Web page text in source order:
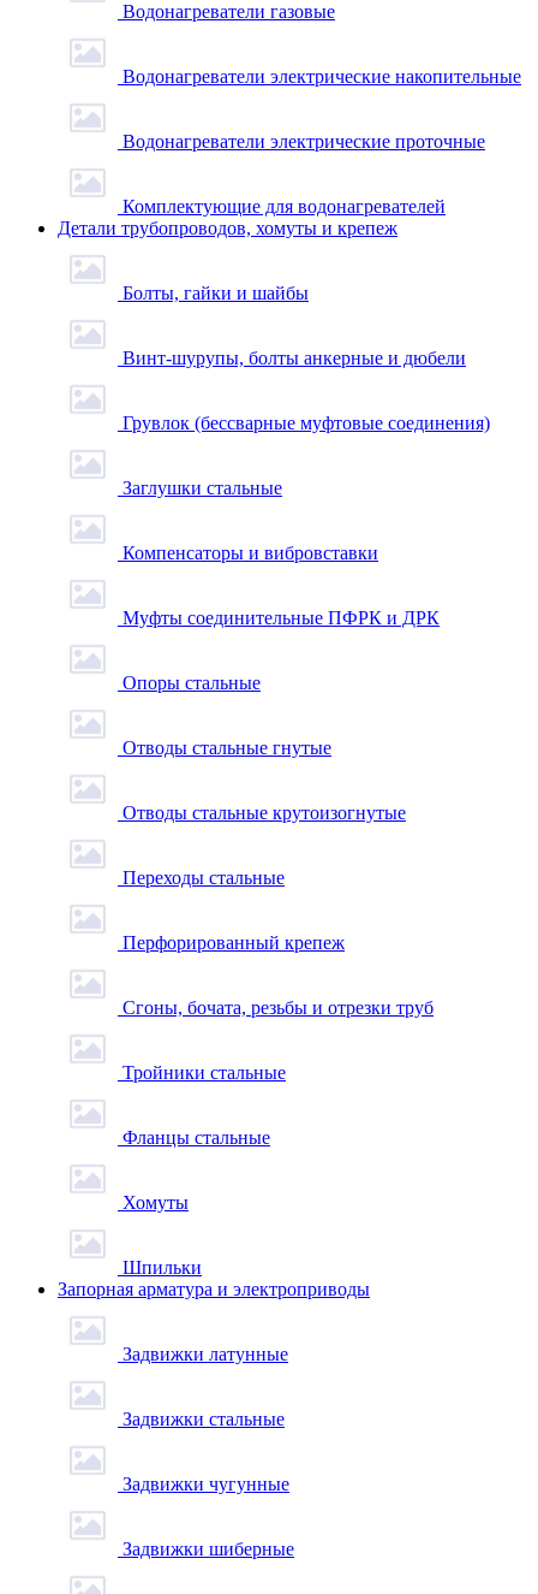
Водонагреватели газовые
Водонагреватели электрические накопительные
Водонагреватели электрические проточные
Комплектующие для водонагревателей
Детали трубопроводов, хомуты и крепеж
Болты, гайки и шайбы
Винт-шурупы, болты анкерные и дюбели
Грувлок (бессварные муфтовые соединения)
Заглушки стальные
Компенсаторы и вибровставки
Муфты соединительные ПФРК и ДРК
Опоры стальные
Отводы стальные гнутые
Отводы стальные крутоизогнутые
Переходы стальные
Перфорированный крепеж
Сгоны, бочата, резьбы и отрезки труб
Тройники стальные
Фланцы стальные
Хомуты
Шпильки
Запорная арматура и электроприводы
Задвижки латунные
Задвижки стальные
Задвижки чугунные
Задвижки шиберные